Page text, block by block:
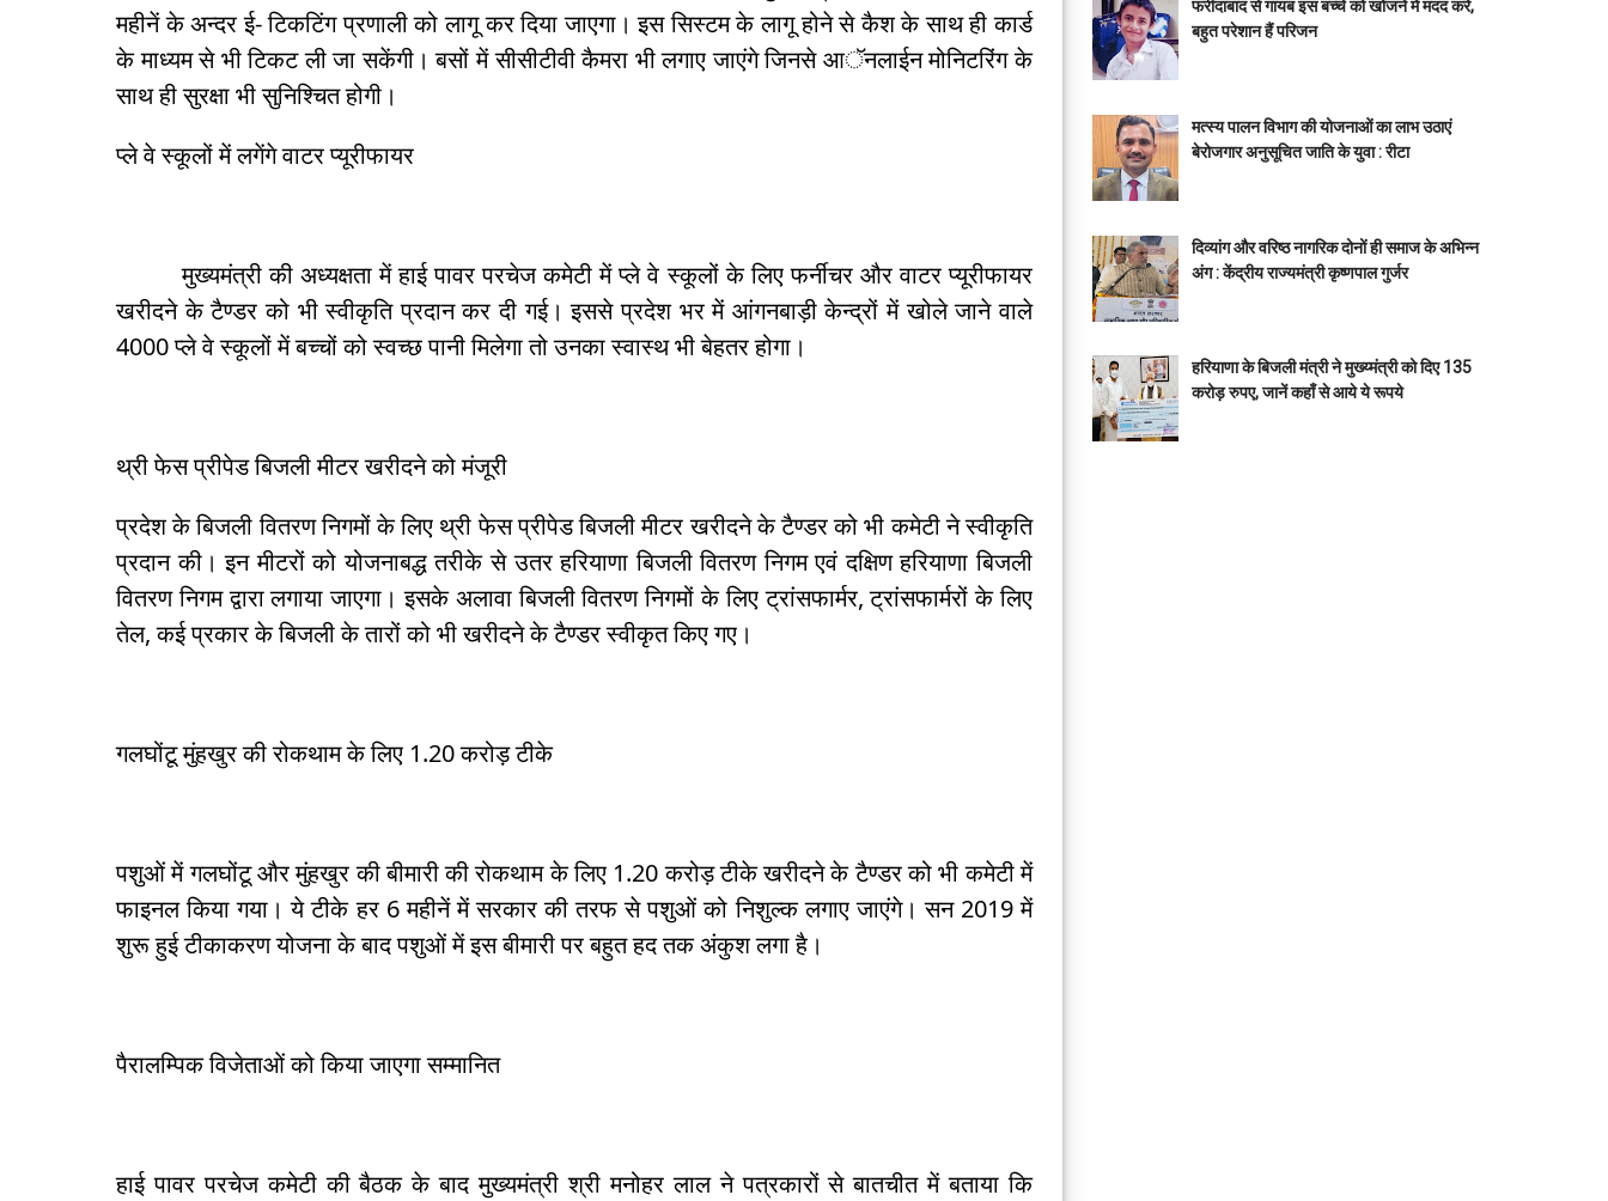
महीनें के अन्दर ई- टिकटिंग प्रणाली को लागू कर दिया जाएगा। इस सिस्टम के लागू होने से कैश के साथ ही कार्ड
के माध्यम से भी टिकट ली जा सकेंगी। बसों में सीसीटीवी कैमरा भी लगाए जाएंगे जिनसे आॅनलाईन मोनिटरिंग के
साथ ही सुरक्षा भी सुनिश्चित होगी।
प्ले वे स्कूलों में लगेंगे वाटर प्यूरीफायर
मुख्यमंत्री की अध्यक्षता में हाई पावर परचेज कमेटी में प्ले वे स्कूलों के लिए फर्नीचर और वाटर प्यूरीफायर
खरीदने के टैण्डर को भी स्वीकृति प्रदान कर दी गई। इससे प्रदेश भर में आंगनबाड़ी केन्द्रों में खोले जाने वाले
4000 प्ले वे स्कूलों में बच्चों को स्वच्छ पानी मिलेगा तो उनका स्वास्थ भी बेहतर होगा।
थ्री फेस प्रीपेड बिजली मीटर खरीदने को मंजूरी
प्रदेश के बिजली वितरण निगमों के लिए थ्री फेस प्रीपेड बिजली मीटर खरीदने के टैण्डर को भी कमेटी ने स्वीकृति
प्रदान की। इन मीटरों को योजनाबद्ध तरीके से उतर हरियाणा बिजली वितरण निगम एवं दक्षिण हरियाणा बिजली
वितरण निगम द्वारा लगाया जाएगा। इसके अलावा बिजली वितरण निगमों के लिए ट्रांसफार्मर, ट्रांसफार्मरों के लिए
तेल, कई प्रकार के बिजली के तारों को भी खरीदने के टैण्डर स्वीकृत किए गए।
गलघोंटू मुंहखुर की रोकथाम के लिए 1.20 करोड़ टीके
पशुओं में गलघोंटू और मुंहखुर की बीमारी की रोकथाम के लिए 1.20 करोड़ टीके खरीदने के टैण्डर को भी कमेटी में
फाइनल किया गया। ये टीके हर 6 महीनें में सरकार की तरफ से पशुओं को निशुल्क लगाए जाएंगे। सन 2019 में
शुरू हुई टीकाकरण योजना के बाद पशुओं में इस बीमारी पर बहुत हद तक अंकुश लगा है।
पैरालम्पिक विजेताओं को किया जाएगा सम्मानित
हाई पावर परचेज कमेटी की बैठक के बाद मुख्यमंत्री श्री मनोहर लाल ने पत्रकारों से बातचीत में बताया कि
फरीदाबाद से गायब इस बच्चे को खोजने में मदद करें,
बहुत परेशान हैं परिजन
मत्स्य पालन विभाग की योजनाओं का लाभ उठाएं
बेरोजगार अनुसूचित जाति के युवा : रीटा
दिव्यांग और वरिष्ठ नागरिक दोनों ही समाज के अभिन्न
अंग : केंद्रीय राज्यमंत्री कृष्णपाल गुर्जर
हरियाणा के बिजली मंत्री ने मुख्य्मंत्री को दिए 135
करोड़ रुपए, जानें कहाँ से आये ये रूपये